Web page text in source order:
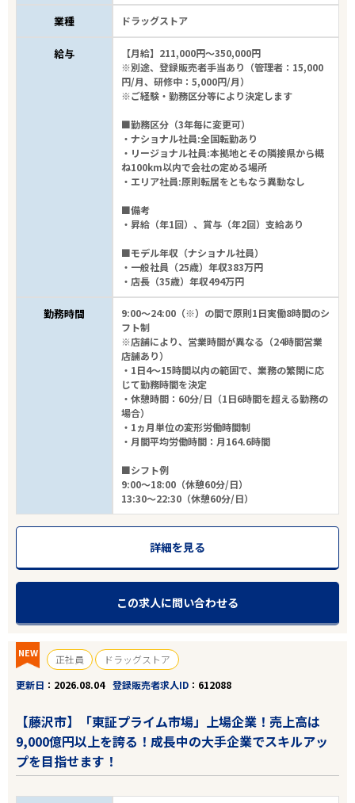
業種 ドラッグストア
給与
【月給】211,000円～350,000円
※別途、登録販売者手当あり（管理者：15,000
円/月、研修中：5,000円/月）
※ご経験・勤務区分等により決定します
■勤務区分（3年毎に変更可）
・ナショナル社員:全国転勤あり
・リージョナル社員:本拠地とその隣接県から概
ね100km以内で会社の定める場所
・エリア社員:原則転居をともなう異動なし
■備考
・昇給（年1回）、賞与（年2回）支給あり
■モデル年収（ナショナル社員）
・一般社員（25歳）年収383万円
・店長（35歳）年収494万円
勤務時間
9:00～24:00（※）の間で原則1日実働8時間のシ
フト制
※店舗により、営業時間が異なる（24時間営業
店舗あり）
・1日4～15時間以内の範囲で、業務の繁閑に応
じて勤務時間を決定
・休憩時間：60分/日（1日6時間を超える勤務の
場合）
・1ヵ月単位の変形労働時間制
・月間平均労働時間：月164.6時間
■シフト例
9:00～18:00（休憩60分/日）
13:30～22:30（休憩60分/日）
詳細を見る
この求人に問い合わせる
NEW 正社員
ドラッグストア
更新日
2026.08.04 登録販売者求人ID 612088
【藤沢市】「東証プライム市場」上場企業！売上高は
9,000億円以上を誇る！成長中の大手企業でスキルアッ
プを目指せます！